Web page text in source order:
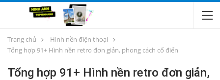
Trang chủ
Hình nền điện thoại
Tổng hợp 91+ Hình nền retro đơn giản, phong cách cổ điển
Tổng hợp 91+ Hình nền retro đơn giản,